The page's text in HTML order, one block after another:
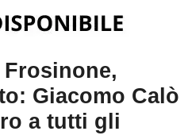
Giacomo Calò
a tutti gli